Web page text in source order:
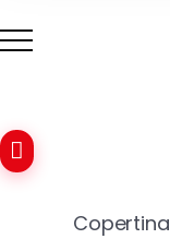
Copertina